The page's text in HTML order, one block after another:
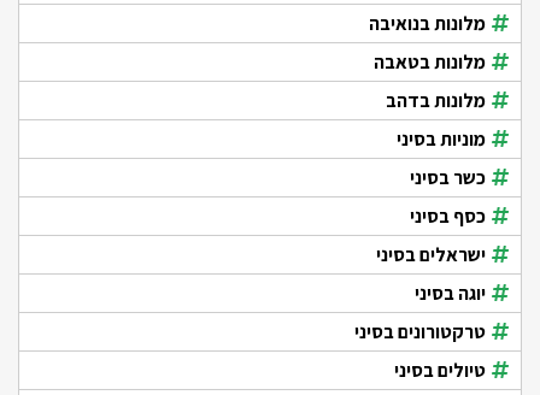
מלונות בנואיבה
מלונות בטאבה
מלונות בדהב
מוניות בסיני
כשר בסיני
כסף בסיני
ישראלים בסיני
יוגה בסיני
טרקטורונים בסיני
טיולים בסיני